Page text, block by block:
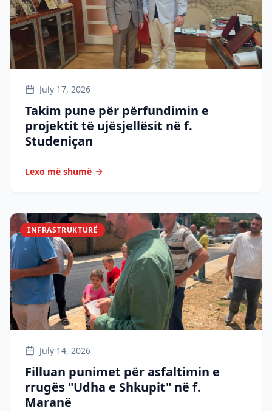
July 17, 2026
Takim pune për përfundimin e
projektit të ujësjellësit në f.
Studeniçan
Lexo më shumë
INFRASTRUKTURË
July 14, 2026
Filluan punimet për asfaltimin e
rrugës "Udha e Shkupit" në f.
Maranë